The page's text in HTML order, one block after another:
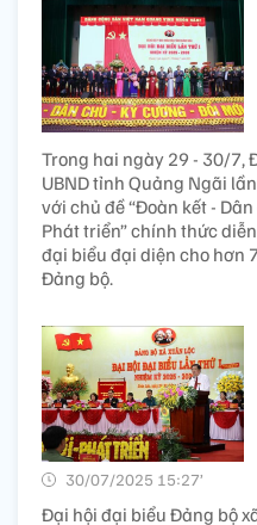
Trong hai ngày 29 - 30/7,
UBND tỉnh Quảng Ngãi
với chủ đề “Đoàn kết -
Phát triển” chính thức
đại biểu đại diện cho hơn
Đảng bộ.
30/07/2025 15:27’
Đại hội đại biểu Đảng bộ